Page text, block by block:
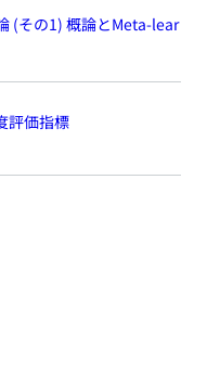
(その1) 概論とMeta-lear
評価指標